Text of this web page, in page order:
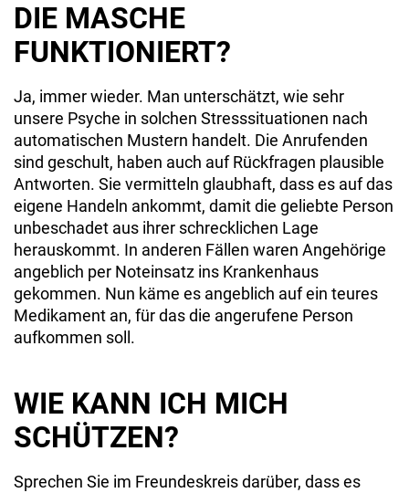
DIE MASCHE
FUNKTIONIERT?
Ja, immer wieder. Man unterschätzt, wie sehr
unsere Psyche in solchen Stresssituationen nach
automatischen Mustern handelt. Die Anrufenden
sind geschult, haben auch auf Rückfragen plausible
Antworten. Sie vermitteln glaubhaft, dass es auf das
eigene Handeln ankommt, damit die geliebte Person
unbeschadet aus ihrer schrecklichen Lage
herauskommt. In anderen Fällen waren Angehörige
angeblich per Noteinsatz ins Krankenhaus
gekommen. Nun käme es angeblich auf ein teures
Medikament an, für das die angerufene Person
aufkommen soll.
WIE KANN ICH MICH
SCHÜTZEN?
Sprechen Sie im Freundeskreis darüber, dass es